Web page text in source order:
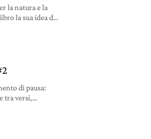
la natura e la
la sua idea di
di pausa:
tra versi,